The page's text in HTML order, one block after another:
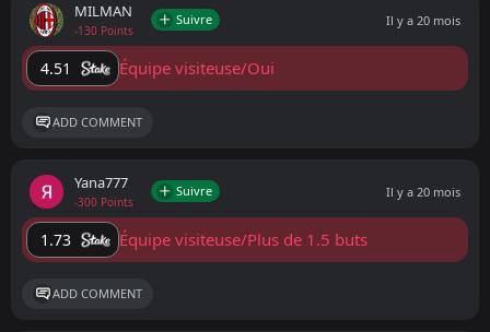
MILMAN
-130 Points
Suivre Il y a 20 mois
4.51 Équipe visiteuse/Oui
ADD COMMENT
Yana777
-300 Points
Suivre Il y a 20 mois
1.73 Équipe visiteuse/Plus de 1.5 buts
ADD COMMENT